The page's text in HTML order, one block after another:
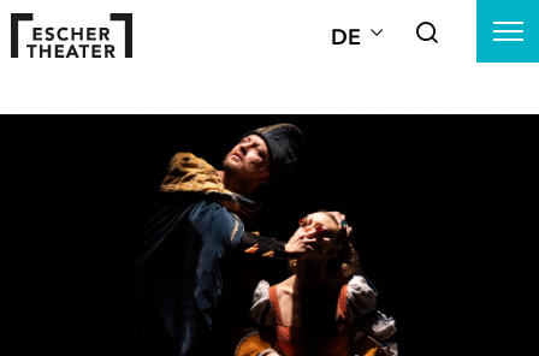
DE